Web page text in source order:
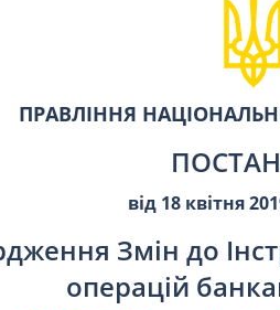
ПРАВЛІННЯ
від 18 квітня
Змін до
операцій